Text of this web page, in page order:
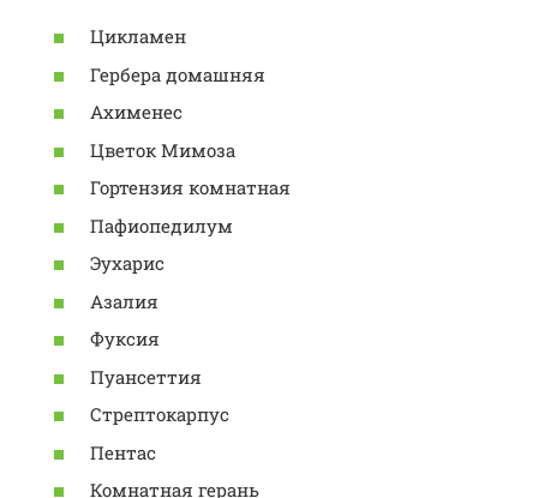
Цикламен
Гербера домашняя
Ахименес
Цветок Мимоза
Гортензия комнатная
Пафиопедилум
Эухарис
Азалия
Фуксия
Пуансеттия
Стрептокарпус
Пентас
Комнатная герань